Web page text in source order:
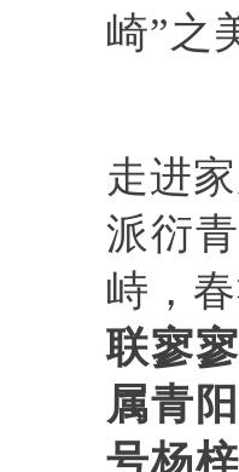
崎”之
走进
派衍
峙，
联寥
属青
号杨